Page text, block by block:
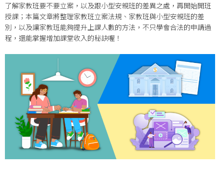
了解家教班要不要立案，以及跟小型安親班的差異之處，再開始開班
授課；本篇文章將整理家教班立案法規、家教班與小型安親班的差
別，以及讓家教班能夠提升上課人數的方法，不只學會合法的申請過
程，還能掌握增加課堂收入的秘訣喔！